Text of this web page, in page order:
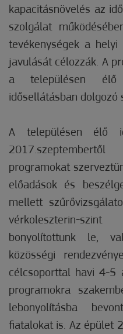
kapacitásnövelés az
szolgálat
tevékenységek a helyi
javulását célozzák. A
a településen
idősellátásban dolgozó
A településen élő
programokat
előadások és
mellett
vérkoleszterin-
bonyolítottunk le,
közösségi
célcsoporttal havi 4-5
programokra
lebonyolításba
fiatalokat is. Az épület